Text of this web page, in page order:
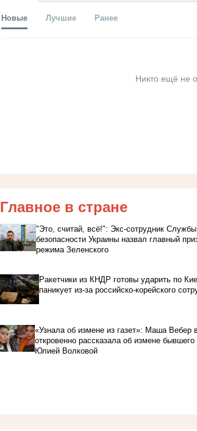
Новые Лучшие Ранее
Никто ещё не
Главное в стране
"Это, считай, всё!": Экс-сотрудник Службы
безопасности Украины назвал главный
режима Зеленского
Ракетчики из КНДР готовы ударить по
паникует из-за российско-корейского
«Узнала об измене из газет»: Маша Вебер
откровенно рассказала об измене
Юлией Волковой